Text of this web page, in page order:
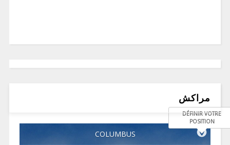
مراكش
COLUMBUS
DÉFINIR VOTRE
POSITION